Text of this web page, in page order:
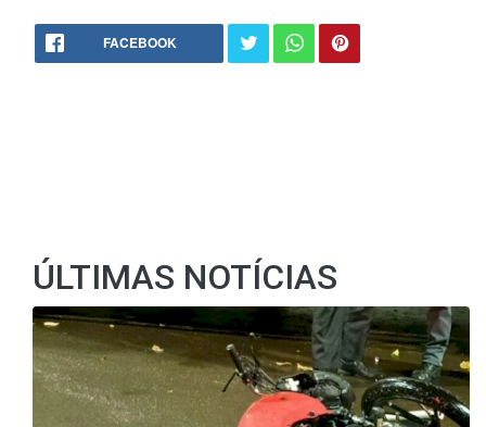
FACEBOOK
ÚLTIMAS NOTÍCIAS